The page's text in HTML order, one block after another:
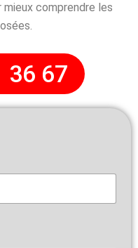
comprendre les
36 67